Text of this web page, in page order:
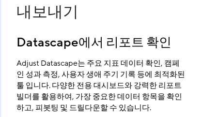
내보내기
Datascape에서 리포트 확인
Adjust Datascape는 주요 지표 데이터 확인, 캠페
인 성과 측정, 사용자 생애 주기 기록 등에 최적화된
툴 입니다. 다양한 전용 대시보드와 강력한 리포트
빌더를 활용하여, 가장 중요한 데이터 항목을 확인
하고, 피봇팅 및 드릴다운할 수 있습니다.